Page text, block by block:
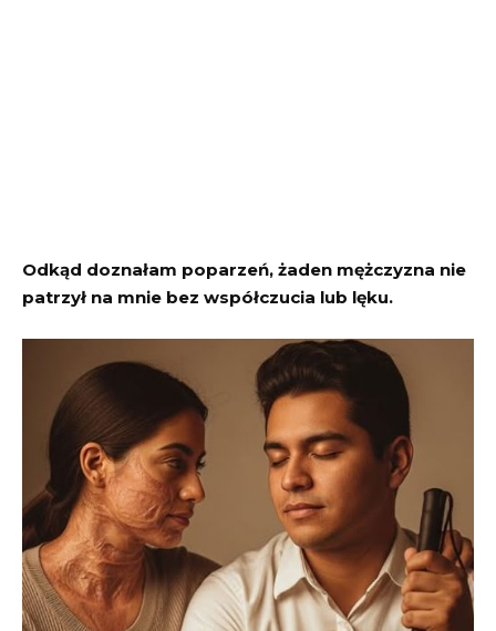
Odkąd doznałam poparzeń, żaden mężczyzna nie
patrzył na mnie bez współczucia lub lęku.